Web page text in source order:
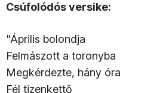
Csúfolódós versike:
"Április bolondja
Felmászott a toronyba
Megkérdezte, hány óra
Fél tizenkettő